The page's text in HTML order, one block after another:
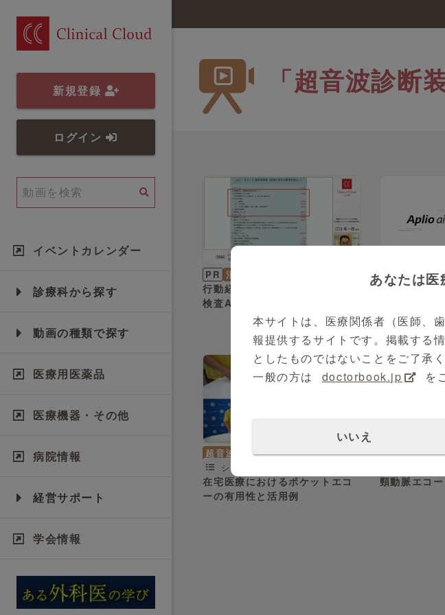
新規登録
ログイン
イベントカレンダー
診療科から探す
動画の種類で探す
医療用医薬品
医療機器・その他
病院情報
経営サポート
学会情報
「超音波診断
PR 消化器内科
行動経済学に基づく腹部エコー
検査ATIによるSLD患者の行動
変容のコツ
PR PR動画
Aplio air 製
超音波診断装置
シリーズ（全0本）
在宅医療におけるポケットエコ
ーの有用性と活用例
超音波診断装
頸動脈エコー
あなたは医
本サイトは、医療関係者（医師、
報提供するサイトです。掲載する
としたものではないことをご了承く
一般の方は
doctorbook.jp を
いいえ